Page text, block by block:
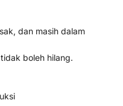
dan masih dalam
boleh hilang.